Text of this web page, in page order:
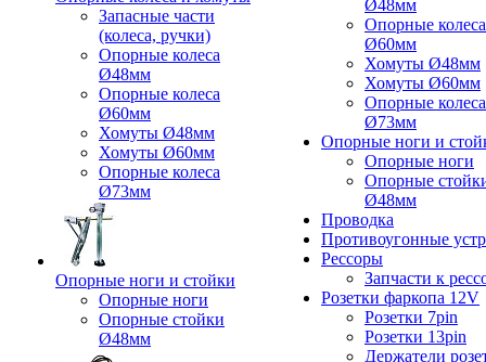
Запасные части
(колеса, ручки)
Опорные колеса
Ø48мм
Опорные колеса
Ø60мм
Хомуты Ø48мм
Хомуты Ø60мм
Опорные колеса
Ø73мм
Опорные ноги и стойки
Опорные ноги
Опорные стойки
Ø48мм
Ø48мм
Опорные колеса
Ø60мм
Хомуты Ø48мм
Хомуты Ø60мм
Опорные колеса
Ø73мм
Опорные ноги и
Опорные ноги
Опорные
Ø48мм
Проводка
Противоугонные
Рессоры
Запчасти к
Розетки фаркопа 12V
Розетки 7pin
Розетки 13pin
Держатели